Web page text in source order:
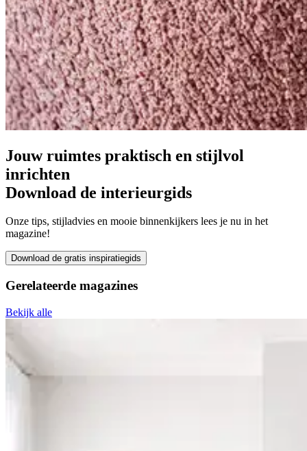
Jouw ruimtes praktisch en stijlvol
inrichten
Download de interieurgids
Onze tips, stijladvies en mooie binnenkijkers lees je nu in het
magazine!
Download de gratis inspiratiegids
Gerelateerde magazines
Bekijk alle